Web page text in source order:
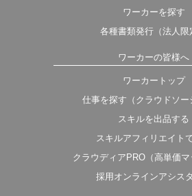
ワーカーを探す
各種書類発行（法人限
ワーカーの皆様へ
ワーカートップ
仕事を探す（クラウドソー
スキルを出品する
スキルアフィリエイト
クラウディアPRO（高単価マ
採用オンラインアシス